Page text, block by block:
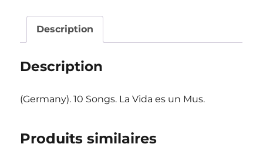
Description
Description
(Germany). 10 Songs. La Vida es un Mus.
Produits similaires